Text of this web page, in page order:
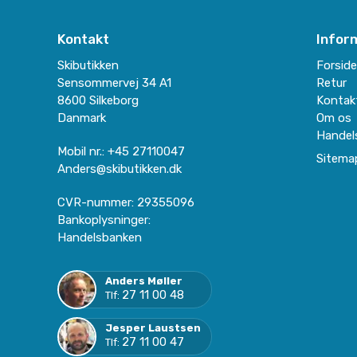
Kontakt
Skibutikken
Sensommervej 34 A1
8600 Silkeborg
Danmark
Mobil nr.: +45 27110047
Anders@skibutikken.dk
CVR-nummer: 29355096
Bankoplysninger:
Handelsbanken
Anders Møller
Tlf: 27 11 00 48
Jesper Laustsen
Tlf: 27 11 00 47
Forside
Retur
Om os